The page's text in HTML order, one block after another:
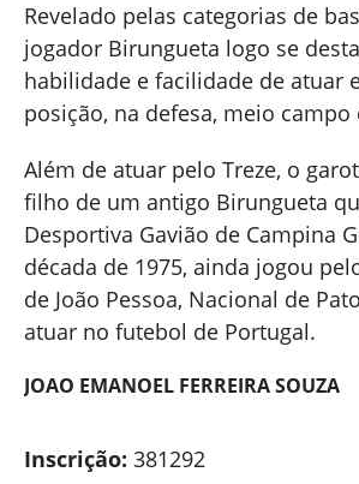
Revelado pelas categorias de
jogador Birungueta logo se
habilidade e facilidade de atuar
posição, na defesa, meio campo
Além de atuar pelo Treze, o
filho de um antigo Birungueta
Desportiva Gavião de Campina
década de 1975, ainda jogou
de João Pessoa, Nacional de
atuar no futebol de Portugal.
JOAO EMANOEL FERREIRA SOUZA
Inscrição: 381292